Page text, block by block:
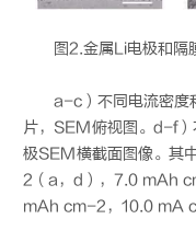
图2.金属Li电极和隔
a-c）不同电流密度
片，SEM俯视图。d-f）
极SEM横截面图像。
2（a，d），7.0 mAh
mAh cm-2，10.0 mA